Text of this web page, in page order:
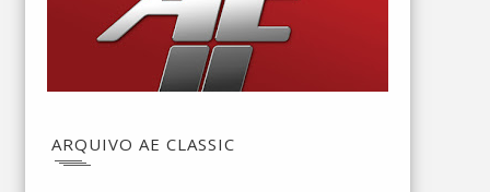
ARQUIVO AE CLASSIC